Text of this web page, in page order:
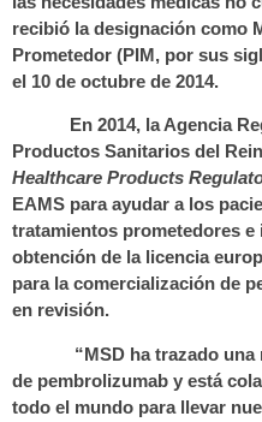
recibió la designación como
Prometedor (PIM, por sus
el 10 de octubre de 2014.
En 2014, la Agencia
Productos Sanitarios del
Healthcare Products
EAMS para ayudar a los
tratamientos prometedores e
obtención de la licencia
para la comercialización de
en revisión.
“MSD ha trazado
de pembrolizumab y está
todo el mundo para llevar